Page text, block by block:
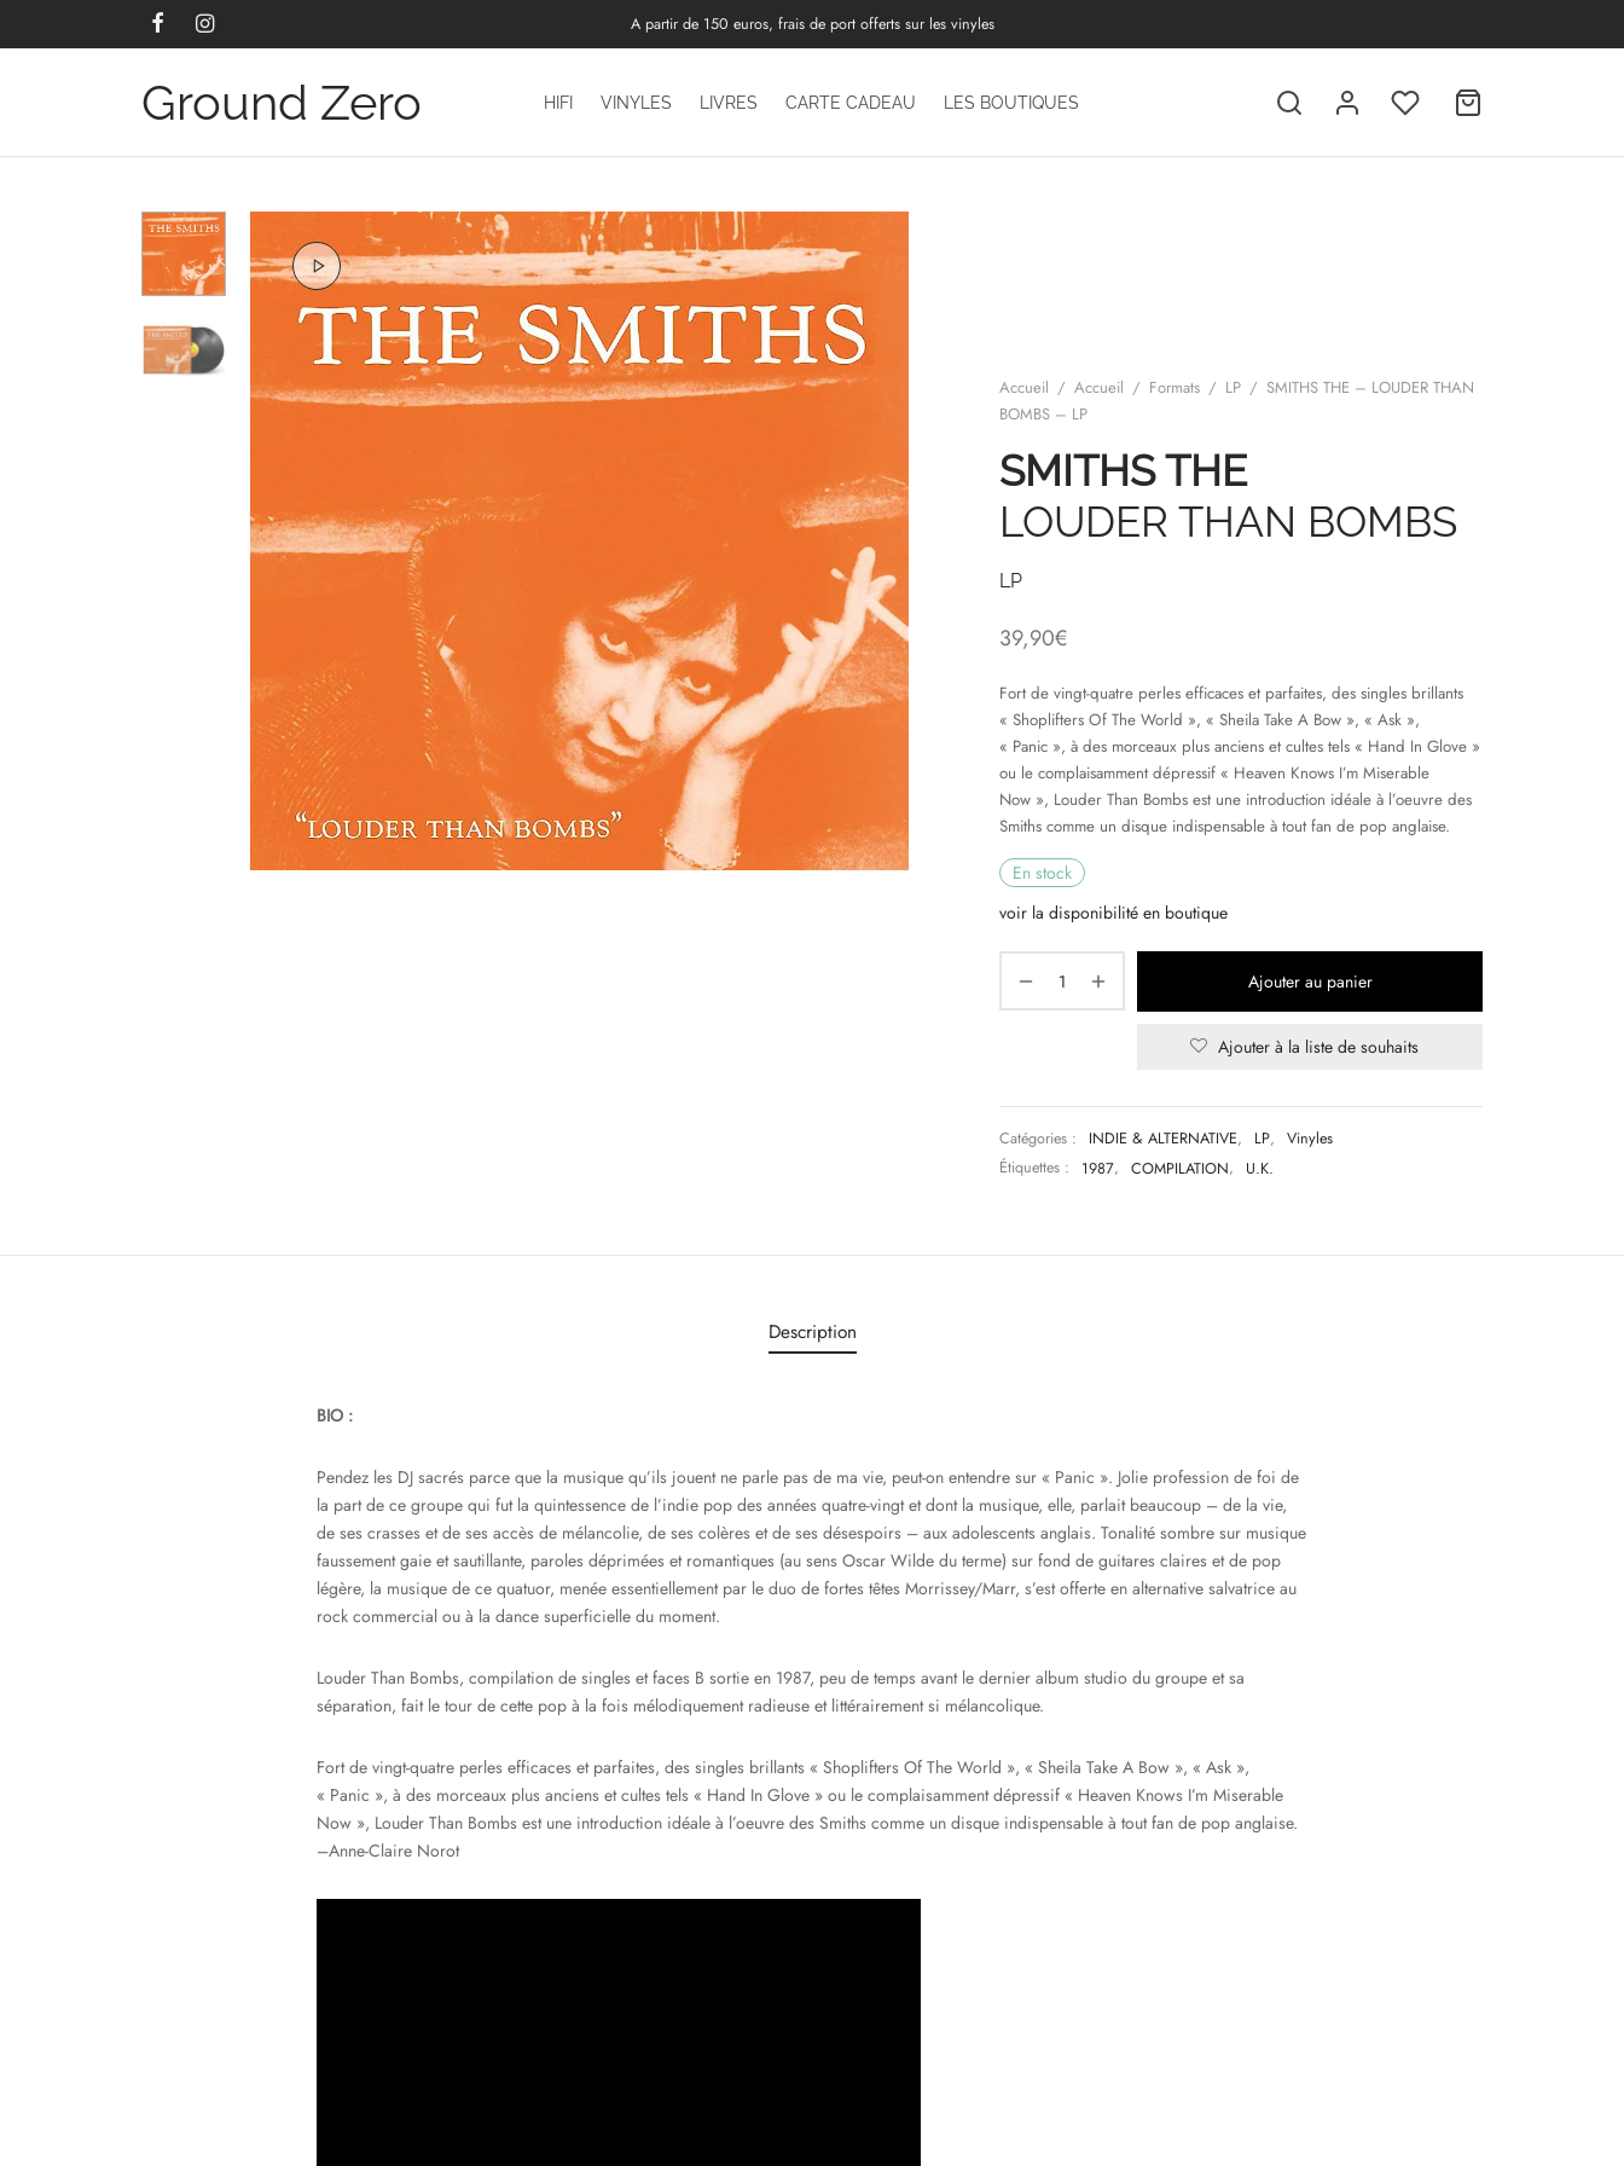
A partir de 150 euros, frais de port offerts sur les vinyles
Ground Zero HIFI VINYLES LIVRES CARTE CADEAU LES BOUTIQUES
Accueil / Accueil / Formats / LP / SMITHS THE – LOUDER THAN
BOMBS – LP
SMITHS THE
LOUDER THAN BOMBS
LP
39,90€
Fort de vingt-quatre perles efficaces et parfaites, des singles brillants
« Shoplifters Of The World », « Sheila Take A Bow », « Ask »,
« Panic », à des morceaux plus anciens et cultes tels « Hand In Glove »
ou le complaisamment dépressif « Heaven Knows I’m Miserable
Now », Louder Than Bombs est une introduction idéale à l’oeuvre des
Smiths comme un disque indispensable à tout fan de pop anglaise.
En stock
voir la disponibilité en boutique
Ajouter au panier
Ajouter à la liste de souhaits
Catégories : INDIE & ALTERNATIVE, LP,
Vinyles
Étiquettes :
1987, COMPILATION, U.K.
Description
BIO :
Pendez les DJ sacrés parce que la musique qu’ils jouent ne parle pas de ma vie, peut-on entendre sur « Panic ». Jolie profession de foi de
la part de ce groupe qui fut la quintessence de l’indie pop des années quatre-vingt et dont la musique, elle, parlait beaucoup – de la vie,
de ses crasses et de ses accès de mélancolie, de ses colères et de ses désespoirs – aux adolescents anglais. Tonalité sombre sur musique
faussement gaie et sautillante, paroles déprimées et romantiques (au sens Oscar Wilde du terme) sur fond de guitares claires et de pop
légère, la musique de ce quatuor, menée essentiellement par le duo de fortes têtes Morrissey/Marr, s’est offerte en alternative salvatrice au
rock commercial ou à la dance superficielle du moment.
Louder Than Bombs, compilation de singles et faces B sortie en 1987, peu de temps avant le dernier album studio du groupe et sa
séparation, fait le tour de cette pop à la fois mélodiquement radieuse et littérairement si mélancolique.
Fort de vingt-quatre perles efficaces et parfaites, des singles brillants « Shoplifters Of The World », « Sheila Take A Bow », « Ask »,
« Panic », à des morceaux plus anciens et cultes tels « Hand In Glove » ou le complaisamment dépressif « Heaven Knows I’m Miserable
Now », Louder Than Bombs est une introduction idéale à l’oeuvre des Smiths comme un disque indispensable à tout fan de pop anglaise.
–Anne-Claire Norot